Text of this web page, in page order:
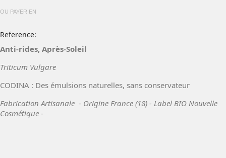
OU PAYER EN
Reference:
Anti-rides, Après-Soleil
Triticum Vulgare
CODINA : Des émulsions naturelles, sans conservateur
Fabrication Artisanale - Origine France (18) - Label BIO Nouvelle
Cosmétique -